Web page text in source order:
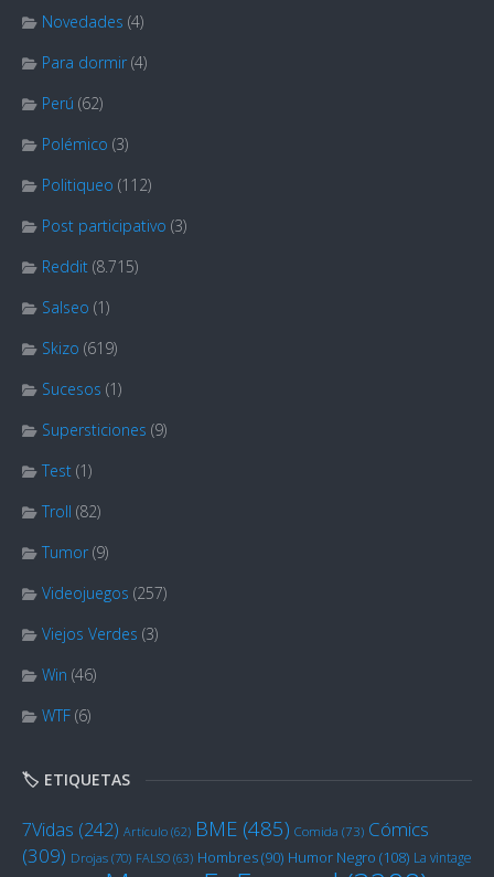
Novedades (4)
Para dormir (4)
Perú (62)
Polémico (3)
Politiqueo (112)
Post participativo (3)
Reddit (8.715)
Salseo (1)
Skizo (619)
Sucesos (1)
Supersticiones (9)
Test (1)
Troll (82)
Tumor (9)
Videojuegos (257)
Viejos Verdes (3)
Win (46)
WTF (6)
🏷️ ETIQUETAS
7Vidas (242) Artículo (62) BME (485) Comida (73) Cómics
(309) Drojas (70) FALSO (63) Hombres(90) Humor Negro (108) La vintage